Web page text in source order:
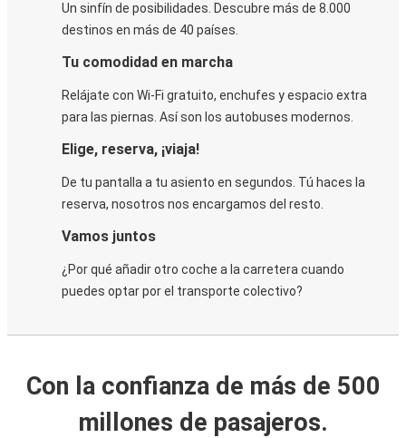
Un sinfín de posibilidades. Descubre más de 8.000
destinos en más de 40 países.
Tu comodidad en marcha
Relájate con Wi-Fi gratuito, enchufes y espacio extra
para las piernas. Así son los autobuses modernos.
Elige, reserva, ¡viaja!
De tu pantalla a tu asiento en segundos. Tú haces la
reserva, nosotros nos encargamos del resto.
Vamos juntos
¿Por qué añadir otro coche a la carretera cuando
puedes optar por el transporte colectivo?
Con la confianza de más de 500
millones de pasajeros.